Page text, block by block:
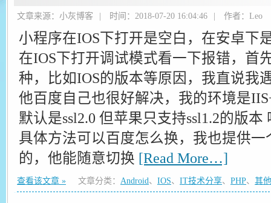
文章来源：小灰博客 时间：2018-07-20 16:04:46 作者：Leo
小程序在IOS下打开是空白，在安卓下
在IOS下打开调试模式看一下报错，首
种，比如IOS的版本等原因，我直说我
他百度自己也很好解决，我的环境是
默认是ssl2.0 但苹果只支持ssl1.2的版本
具体方法可以百度怎么换，我也提供
的，他能随意切换 [Read More…]
查看该文章 » 文章分类： Android、 IOS、 IT技术分享、 PHP、 其他